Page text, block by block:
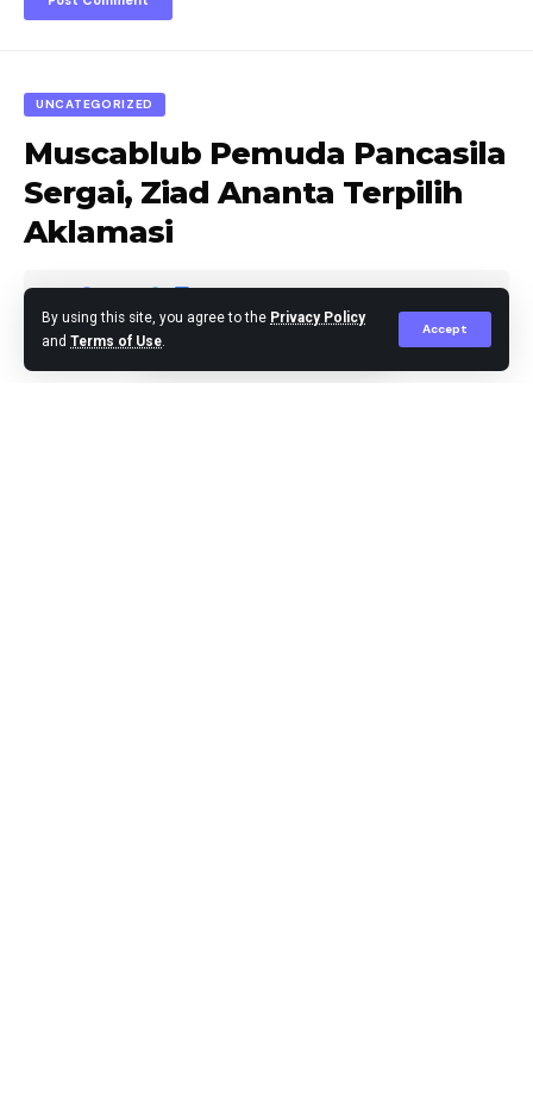
By using this site, you agree to the Privacy Policy
and Terms of Use.
Accept
UNCATEGORIZED
Muscablub Pemuda Pancasila
Sergai, Ziad Ananta Terpilih
Aklamasi
Jaka Nov